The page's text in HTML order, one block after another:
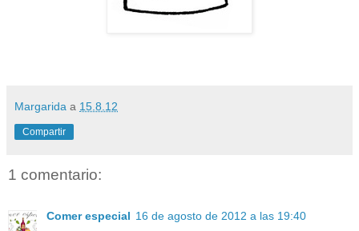
Margarida a 15.8.12
Compartir
1 comentario:
Comer especial 16 de agosto de 2012 a las 19:40